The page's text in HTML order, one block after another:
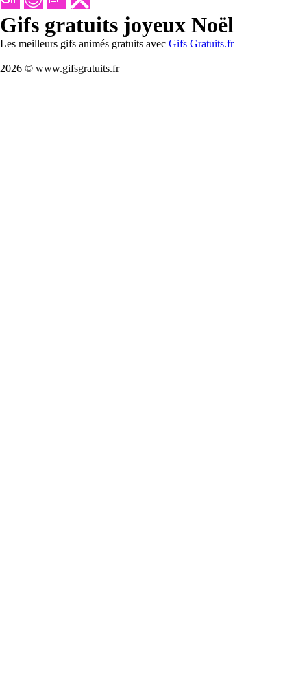
Gifs gratuits joyeux Noël
Les meilleurs gifs animés gratuits avec Gifs Gratuits.fr
2026 © www.gifsgratuits.fr